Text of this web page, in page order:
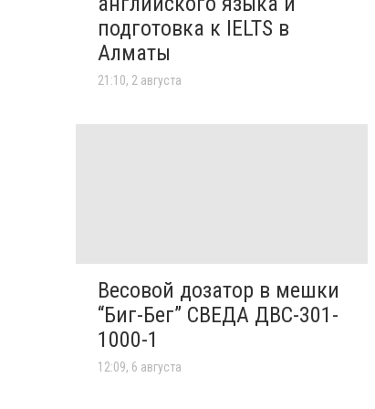
подготовка к IELTS в
Алматы
21:10, 2 августа
Весовой дозатор в мешки
“Биг-Бег” СВЕДА ДВС-301-
1000-1
12:09, 6 августа